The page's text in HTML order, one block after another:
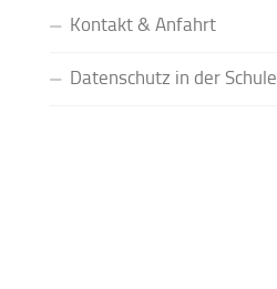
Kontakt & Anfahrt
Datenschutz in der Schule